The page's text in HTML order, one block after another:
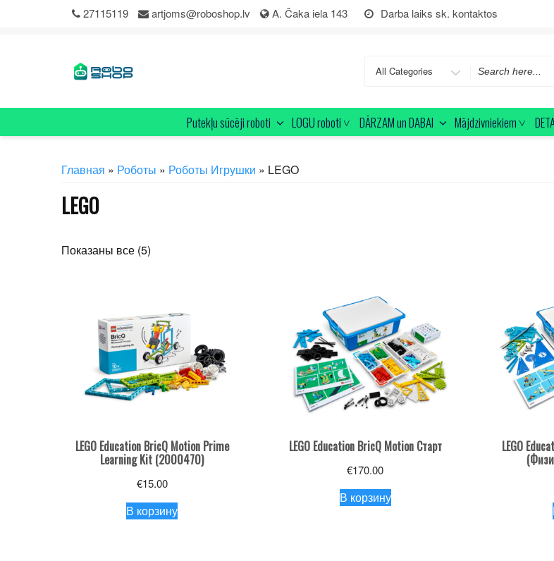
27115119 artjoms@roboshop.lv A. Čaka iela 143 Darba laiks sk. kontaktos
Search
Putekļu sūcēji roboti LOGU roboti ˅ DĀRZAM un DABAI Mājdzivniekiem ˅
Главная » Роботы » Роботы Игрушки » LEGO
LEGO
Показаны все (5)
LEGO Education BricQ Motion Prime
Learning Kit (2000470)
€15.00
В корзину
LEGO Education BricQ Motion Старт
€170.00
В корзину
LEGO